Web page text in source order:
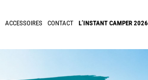
ACCESSOIRES CONTACT L’INSTANT CAMPER 2026